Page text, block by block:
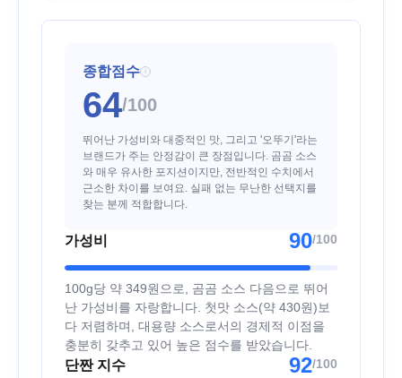
종합점수 i
64/100
뛰어난 가성비와 대중적인 맛, 그리고 '오뚜기'라는
브랜드가 주는 안정감이 큰 장점입니다. 곰곰 소스
와 매우 유사한 포지션이지만, 전반적인 수치에서
근소한 차이를 보여요. 실패 없는 무난한 선택지를
찾는 분께 적합합니다.
가성비 90/100
100g당 약 349원으로, 곰곰 소스 다음으로 뛰어
난 가성비를 자랑합니다. 첫맛 소스(약 430원)보
다 저렴하며, 대용량 소스로서의 경제적 이점을
충분히 갖추고 있어 높은 점수를 받았습니다.
단짠 지수 92/100